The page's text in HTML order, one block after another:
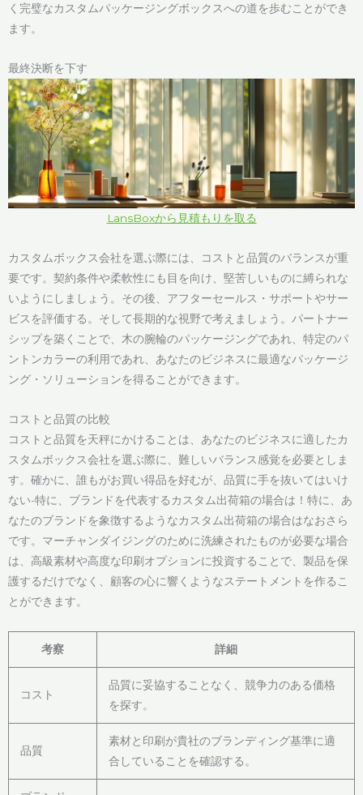
く完璧なカスタムパッケージングボックスへの道を歩むことができ
ます。
最終決断を下す
LansBoxから見積もりを取る
カスタムボックス会社を選ぶ際には、コストと品質のバランスが重
要です。契約条件や柔軟性にも目を向け、堅苦しいものに縛られな
いようにしましょう。その後、アフターセールス・サポートやサー
ビスを評価する。そして長期的な視野で考えましょう。パートナー
シップを築くことで、木の腕輪のパッケージングであれ、特定のパ
ントンカラーの利用であれ、あなたのビジネスに最適なパッケージ
ング・ソリューションを得ることができます。
コストと品質の比較
コストと品質を天秤にかけることは、あなたのビジネスに適したカ
スタムボックス会社を選ぶ際に、難しいバランス感覚を必要としま
す。確かに、誰もがお買い得品を好むが、品質に手を抜いてはいけ
ない-特に、ブランドを代表するカスタム出荷箱の場合は！特に、あ
なたのブランドを象徴するようなカスタム出荷箱の場合はなおさら
です。マーチャンダイジングのために洗練されたものが必要な場合
は、高級素材や高度な印刷オプションに投資することで、製品を保
護するだけでなく、顧客の心に響くようなステートメントを作るこ
とができます。
考察 詳細
コスト
品質に妥協することなく、競争力のある価格
を探す。
品質
素材と印刷が貴社のブランディング基準に適
合していることを確認する。